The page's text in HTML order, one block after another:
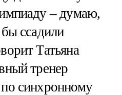
– думаю,
ссадили
Татьяна
тренер
синхронному